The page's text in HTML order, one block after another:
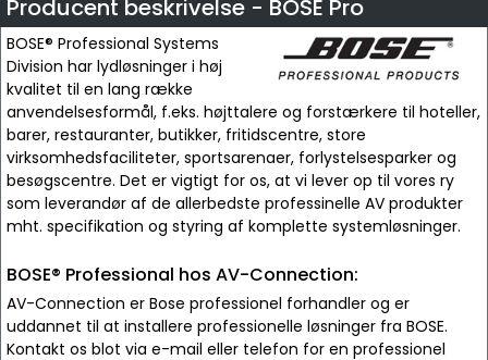
Producent beskrivelse - BOSE Pro
BOSE® Professional Systems
Division har lydløsninger i høj
kvalitet til en lang række
anvendelsesformål, f.eks. højttalere og forstærkere til hoteller,
barer, restauranter, butikker, fritidscentre, store
virksomhedsfaciliteter, sportsarenaer, forlystelsesparker og
besøgscentre. Det er vigtigt for os, at vi lever op til vores ry
som leverandør af de allerbedste professinelle AV produkter
mht. specifikation og styring af komplette systemløsninger.
BOSE® Professional hos AV-Connection:
AV-Connection er Bose professionel forhandler og er
uddannet til at installere professionelle løsninger fra BOSE.
Kontakt os blot via e-mail eller telefon for en professionel